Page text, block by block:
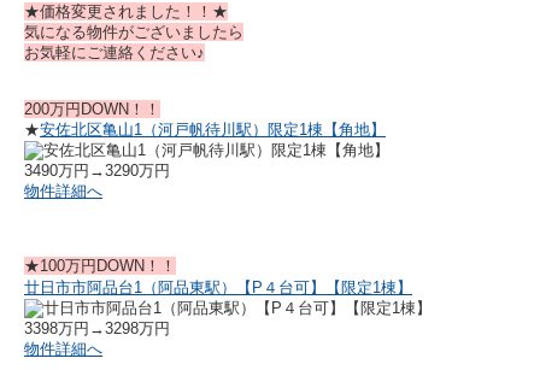
★価格変更されました！！★
気になる物件がございましたら
お気軽にご連絡ください♪
200万円DOWN！！
★安佐北区亀山1（河戸帆待川駅）限定1棟【角地】
3490万円→3290万円
物件詳細へ
★100万円DOWN！！
廿日市市阿品台1（阿品東駅）【P４台可】【限定1棟】
3398万円→3298万円
物件詳細へ